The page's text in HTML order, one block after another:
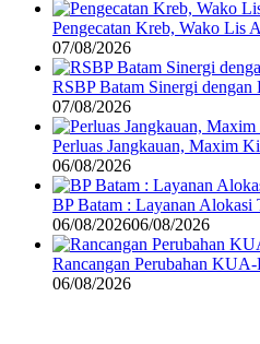
Pengecatan Kreb, Wako Lis
07/08/2026
RSBP Batam Sinergi dengan
07/08/2026
Perluas Jangkauan, Maxim
06/08/2026
BP Batam : Layanan Alokasi
06/08/202606/08/2026
Rancangan Perubahan
06/08/2026